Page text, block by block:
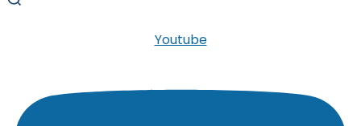
Youtube